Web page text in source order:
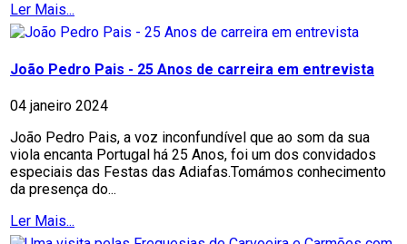
Ler Mais...
João Pedro Pais - 25 Anos de carreira em entrevista
04 janeiro 2024
João Pedro Pais, a voz inconfundível que ao som da sua
viola encanta Portugal há 25 Anos, foi um dos convidados
especiais das Festas das Adiafas.Tomámos conhecimento
da presença do...
Ler Mais...